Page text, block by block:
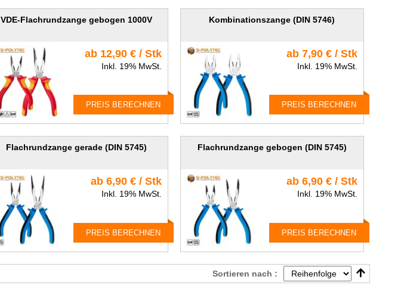
VDE-Flachrundzange gebogen 1000V
ab 12,90 € / Stk
Inkl. 19% MwSt.
PREIS BERECHNEN
Kombinationszange (DIN 5746)
ab 7,90 € / Stk
Inkl. 19% MwSt.
PREIS BERECHNEN
Flachrundzange gerade (DIN 5745)
ab 6,90 € / Stk
Inkl. 19% MwSt.
PREIS BERECHNEN
Flachrundzange gebogen (DIN 5745)
ab 6,90 € / Stk
Inkl. 19% MwSt.
PREIS BERECHNEN
Sortieren nach :